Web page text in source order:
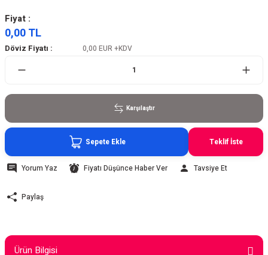
Fiyat :
0,00 TL
Döviz Fiyatı : 0,00 EUR +KDV
Karşılaştır
Sepete Ekle Teklif İste
Yorum Yaz Fiyatı Düşünce Haber Ver Tavsiye Et
Paylaş
Ürün Bilgisi